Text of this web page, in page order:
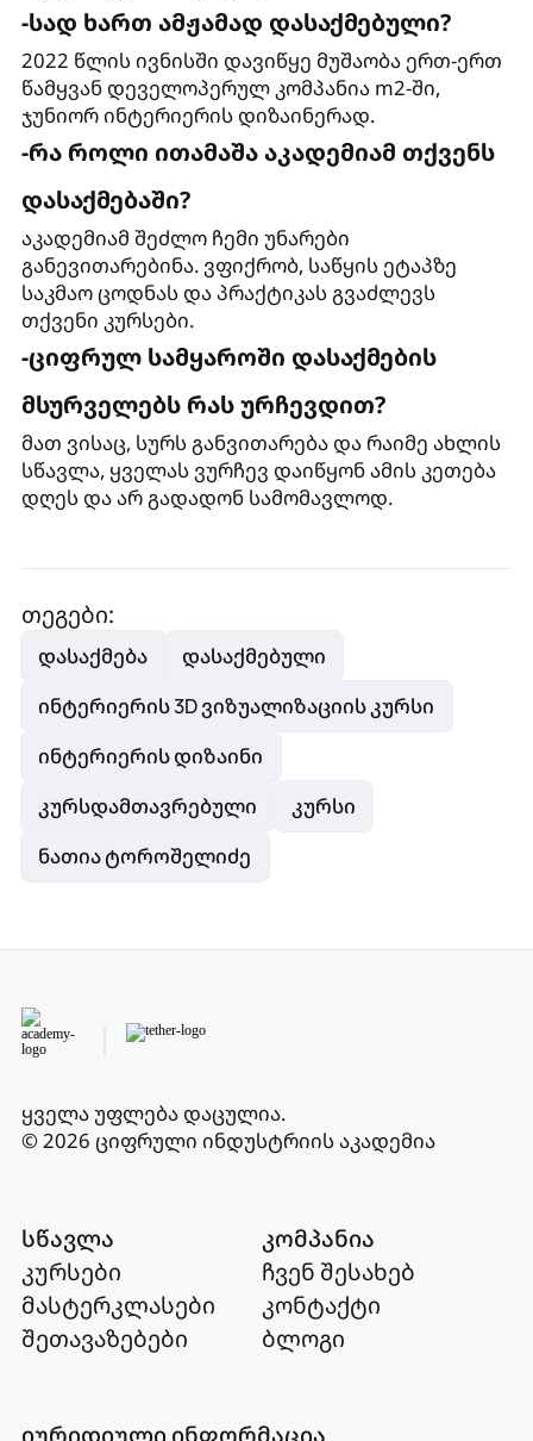
-სად ხართ ამჟამად დასაქმებული?
2022 წლის ივნისში დავიწყე მუშაობა ერთ-ერთ
წამყვან დეველოპერულ კომპანია m2-ში,
ჯუნიორ ინტერიერის დიზაინერად.
-რა როლი ითამაშა აკადემიამ თქვენს
დასაქმებაში?
აკადემიამ შეძლო ჩემი უნარები
განევითარებინა. ვფიქრობ, საწყის ეტაპზე
საკმაო ცოდნას და პრაქტიკას გვაძლევს
თქვენი კურსები.
-ციფრულ სამყაროში დასაქმების
მსურველებს რას ურჩევდით?
მათ ვისაც, სურს განვითარება და რაიმე ახლის
სწავლა, ყველას ვურჩევ დაიწყონ ამის კეთება
დღეს და არ გადადონ სამომავლოდ.
თეგები:
დასაქმება
დასაქმებული
ინტერიერის 3D ვიზუალიზაციის კურსი
ინტერიერის დიზაინი
კურსდამთავრებული
კურსი
ნათია ტოროშელიძე
ყველა უფლება დაცულია.
© 2026 ციფრული ინდუსტრიის აკადემია
სწავლა
კურსები
მასტერკლასები
შეთავაზებები
კომპანია
ჩვენ შესახებ
კონტაქტი
ბლოგი
იურიდიული ინფორმაცია